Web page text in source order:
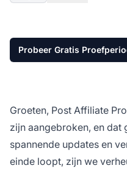
Probeer Gratis
Groeten, Post Affiliate
zijn aangebroken, en dat
spannende updates en
einde loopt, zijn we